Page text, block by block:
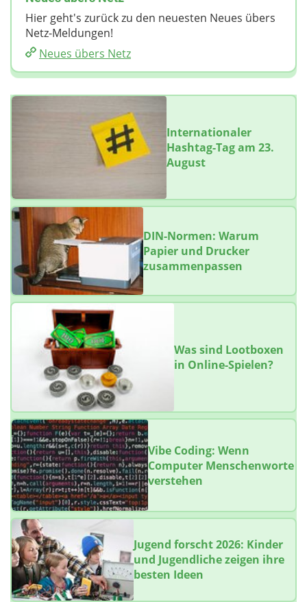
Hier geht's zurück zu den neuesten Neues übers
Netz-Meldungen!
Neues übers Netz
Internationaler
Hashtag-Tag am 23.
August
DIN-Normen: Warum
Papier und Drucker
zusammenpassen
Was sind Lootboxen
in Online-Spielen?
Vibe Coding: Wenn
Computer Menschenworte
verstehen
Jugend forscht 2026: Kinder
und Jugendliche zeigen ihre
besten Ideen